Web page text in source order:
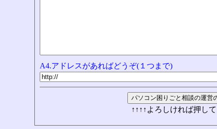
A4.アドレスがあればどうぞ(１つまで)
↑↑↑↑よろしければ押し